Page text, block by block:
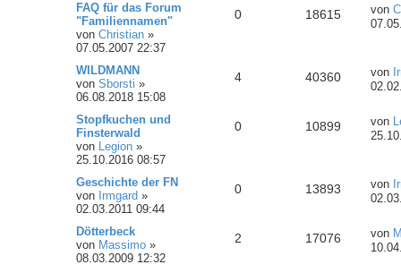
FAQ für das Forum
"Familiennamen"
von Christian »
07.05.2007 22:37
0 18615 von
WILDMANN
von Sborsti »
06.08.2018 15:08
4 40360 von
Stopfkuchen und
Finsterwald
von Legion »
25.10.2016 08:57
0 10899 von
Geschichte der FN
von Irmgard »
02.03.2011 09:44
0 13893 von
Dötterbeck
von Massimo »
08.03.2009 12:32
2 17076 von